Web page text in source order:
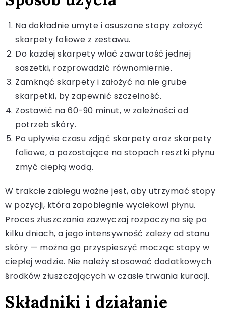
Na dokładnie umyte i osuszone stopy założyć
skarpety foliowe z zestawu.
Do każdej skarpety wlać zawartość jednej
saszetki, rozprowadzić równomiernie.
Zamknąć skarpety i założyć na nie grube
skarpetki, by zapewnić szczelność.
Zostawić na 60-90 minut, w zależności od
potrzeb skóry.
Po upływie czasu zdjąć skarpety oraz skarpety
foliowe, a pozostające na stopach resztki płynu
zmyć ciepłą wodą.
W trakcie zabiegu ważne jest, aby utrzymać stopy
w pozycji, która zapobiegnie wyciekowi płynu.
Proces złuszczania zazwyczaj rozpoczyna się po
kilku dniach, a jego intensywność zależy od stanu
skóry — można go przyspieszyć mocząc stopy w
ciepłej wodzie. Nie należy stosować dodatkowych
środków złuszczających w czasie trwania kuracji.
Składniki i działanie